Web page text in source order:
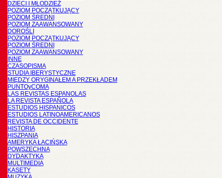
DZIECI I MŁODZIEŻ
POZIOM POCZĄTKUJĄCY
POZIOM ŚREDNI
POZIOM ZAAWANSOWANY
DOROŚLI
POZIOM POCZĄTKUJĄCY
POZIOM ŚREDNI
POZIOM ZAAWANSOWANY
INNE
CZASOPISMA
STUDIA IBERYSTYCZNE
MIĘDZY ORYGINAŁEM A PRZEKŁADEM
PUNTOyCOMA
LAS REVISTAS ESPANOLAS
LA REVISTA ESPAÑOLA
ESTUDIOS HISPANICOS
ESTUDIOS LATINOAMERICANOS
REVISTA DE OCCIDENTE
HISTORIA
HISZPANIA
AMERYKA ŁACIŃSKA
POWSZECHNA
DYDAKTYKA
MULTIMEDIA
KASETY